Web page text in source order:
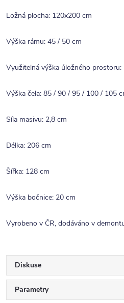
Ložná plocha: 120x200 cm
Výška rámu: 45 / 50 cm
Využitelná výška úložného
Výška čela: 85 / 90 / 95 / 100 / 105
Síla masivu: 2,8 cm
Délka: 206 cm
Šířka: 128 cm
Výška bočnice: 20 cm
Vyrobeno v ČR, dodáváno v
Diskuse
Parametry